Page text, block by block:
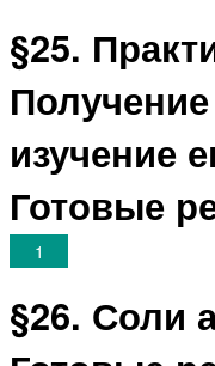
§25.
изучение
Готовые
1
§26. Соли